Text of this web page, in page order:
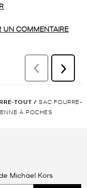
TOUT / SAC FOURRE-
À POCHES
Michael Kors